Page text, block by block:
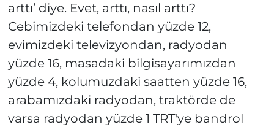
arttı’ diye. Evet, arttı, nasıl arttı?
Cebimizdeki telefondan yüzde 12,
evimizdeki televizyondan, radyodan
yüzde 16, masadaki bilgisayarımızdan
yüzde 4, kolumuzdaki saatten yüzde 16,
arabamızdaki radyodan, traktörde de
varsa radyodan yüzde 1 TRT'ye bandrol